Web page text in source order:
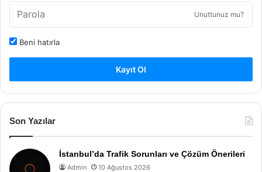
Unuttunuz mu?
Beni hatırla
Kayıt Ol
Son Yazılar
İstanbul’da Trafik Sorunları ve Çözüm Önerileri
Admin 10 Ağustos 2026